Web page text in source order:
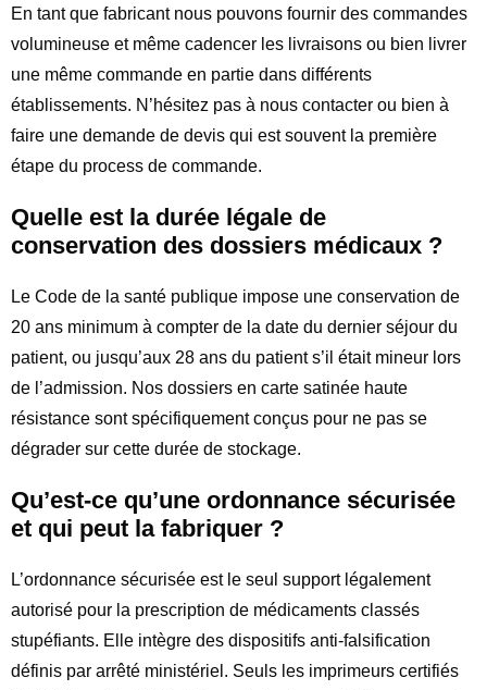
En tant que fabricant nous pouvons fournir des commandes
volumineuse et même cadencer les livraisons ou bien livrer
une même commande en partie dans différents
établissements. N’hésitez pas à nous contacter ou bien à
faire une demande de devis qui est souvent la première
étape du process de commande.
Quelle est la durée légale de
conservation des dossiers médicaux ?
Le Code de la santé publique impose une conservation de
20 ans minimum à compter de la date du dernier séjour du
patient, ou jusqu’aux 28 ans du patient s’il était mineur lors
de l’admission. Nos dossiers en carte satinée haute
résistance sont spécifiquement conçus pour ne pas se
dégrader sur cette durée de stockage.
Qu’est-ce qu’une ordonnance sécurisée
et qui peut la fabriquer ?
L’ordonnance sécurisée est le seul support légalement
autorisé pour la prescription de médicaments classés
stupéfiants. Elle intègre des dispositifs anti-falsification
définis par arrêté ministériel. Seuls les imprimeurs certifiés